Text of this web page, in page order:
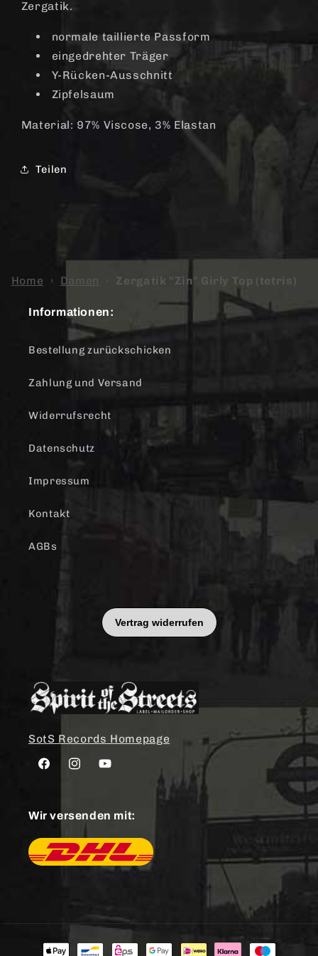
Zergatik.
normale taillierte Passform
eingedrehter Träger
Y-Rücken-Ausschnitt
Zipfelsaum
Material: 97% Viscose, 3% Elastan
Teilen
Home › Damen › Zergatik "Zin" Girly Top (tetris)
Informationen:
Bestellung zurückschicken
Zahlung und Versand
Widerrufsrecht
Datenschutz
Impressum
Kontakt
AGBs
SotS Records Homepage
FacebookInstagramYouTube
Wir versenden mit:
Zahlungsmethoden